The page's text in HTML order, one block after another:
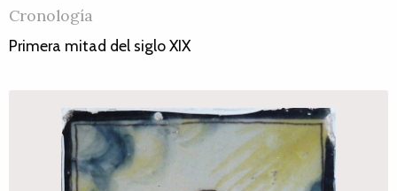
Cronología
Primera mitad del siglo XIX